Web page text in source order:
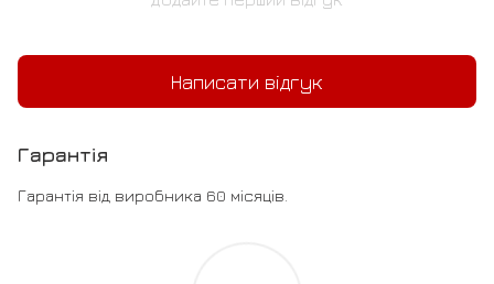
Написати відгук
Гарантія
Гарантія від виробника 60 місяців.